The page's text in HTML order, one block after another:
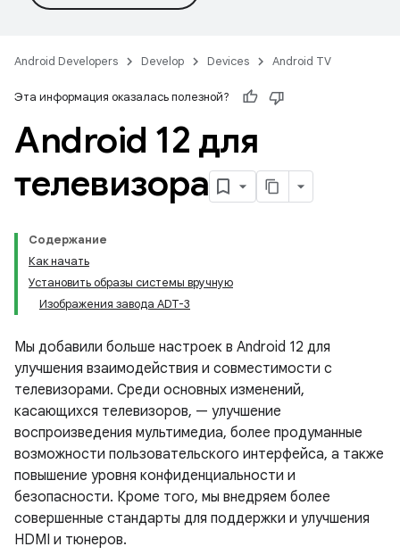
Android Developers Develop Devices Android TV
Эта информация оказалась полезной?
Android 12 для
телевизора
Содержание
Как начать
Установить образы системы вручную
Изображения завода ADT-3
Мы добавили больше настроек в Android 12 для
улучшения взаимодействия и совместимости с
телевизорами. Среди основных изменений,
касающихся телевизоров, — улучшение
воспроизведения мультимедиа, более продуманные
возможности пользовательского интерфейса, а также
повышение уровня конфиденциальности и
безопасности. Кроме того, мы внедряем более
совершенные стандарты для поддержки и улучшения
HDMI и тюнеров.